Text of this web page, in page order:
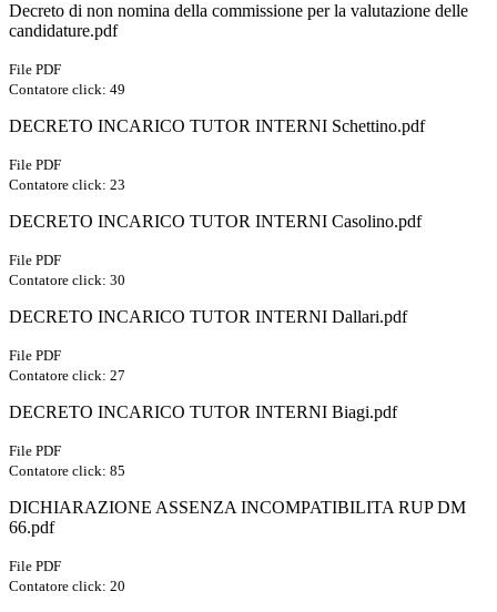
Decreto di non nomina della commissione per la valutazione delle
candidature.pdf
File PDF
Contatore click: 49
DECRETO INCARICO TUTOR INTERNI Schettino.pdf
File PDF
Contatore click: 23
DECRETO INCARICO TUTOR INTERNI Casolino.pdf
File PDF
Contatore click: 30
DECRETO INCARICO TUTOR INTERNI Dallari.pdf
File PDF
Contatore click: 27
DECRETO INCARICO TUTOR INTERNI Biagi.pdf
File PDF
Contatore click: 85
DICHIARAZIONE ASSENZA INCOMPATIBILITA RUP DM
66.pdf
File PDF
Contatore click: 20